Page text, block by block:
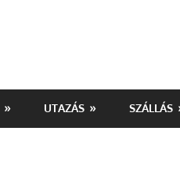
UTAZÁS SZÁLLÁS